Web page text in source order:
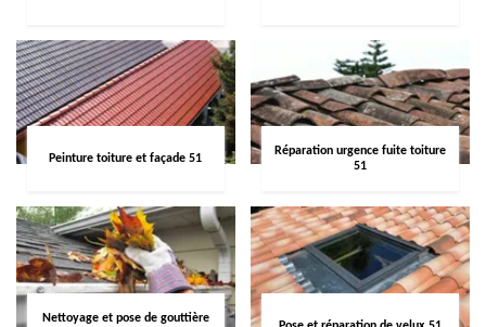
Peinture toiture et façade 51
Réparation urgence fuite toiture
51
Nettoyage et pose de gouttière